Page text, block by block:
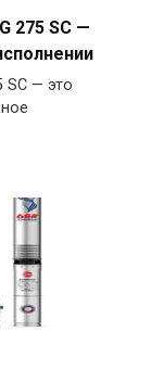
275 SC —
SC — это